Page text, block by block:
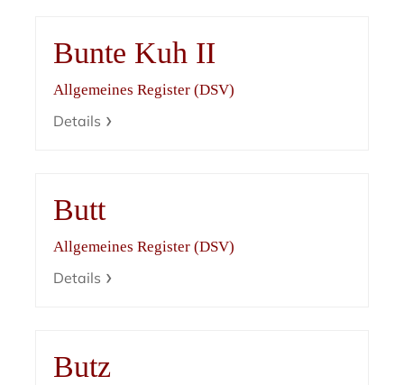
Bunte Kuh II
Allgemeines Register (DSV)
Details
Butt
Allgemeines Register (DSV)
Details
Butz